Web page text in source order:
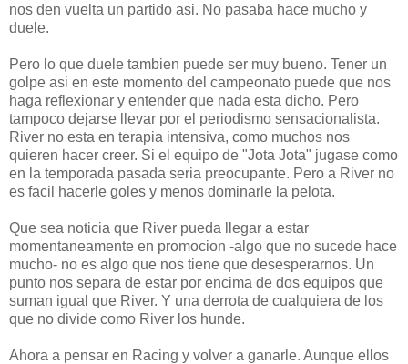
nos den vuelta un partido asi. No pasaba hace mucho y
duele.
Pero lo que duele tambien puede ser muy bueno. Tener un
golpe asi en este momento del campeonato puede que nos
haga reflexionar y entender que nada esta dicho. Pero
tampoco dejarse llevar por el periodismo sensacionalista.
River no esta en terapia intensiva, como muchos nos
quieren hacer creer. Si el equipo de "Jota Jota" jugase como
en la temporada pasada seria preocupante. Pero a River no
es facil hacerle goles y menos dominarle la pelota.
Que sea noticia que River pueda llegar a estar
momentaneamente en promocion -algo que no sucede hace
mucho- no es algo que nos tiene que desesperarnos. Un
punto nos separa de estar por encima de dos equipos que
suman igual que River. Y una derrota de cualquiera de los
que no divide como River los hunde.
Ahora a pensar en Racing y volver a ganarle. Aunque ellos